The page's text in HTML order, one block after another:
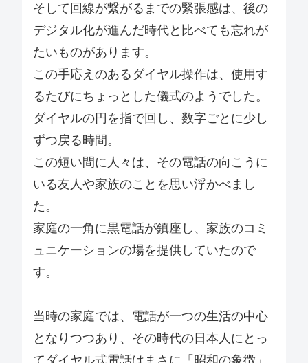
そして回線が繋がるまでの緊張感は、後の
デジタル化が進んだ時代と比べても忘れが
たいものがあります。
この手応えのあるダイヤル操作は、使用す
るたびにちょっとした儀式のようでした。
ダイヤルの円を指で回し、数字ごとに少し
ずつ戻る時間。
この短い間に人々は、その電話の向こうに
いる友人や家族のことを思い浮かべまし
た。
家庭の一角に黒電話が鎮座し、家族のコミ
ュニケーションの場を提供していたので
す。
当時の家庭では、電話が一つの生活の中心
となりつつあり、その時代の日本人にとっ
てダイヤル式電話はまさに「昭和の象徴」